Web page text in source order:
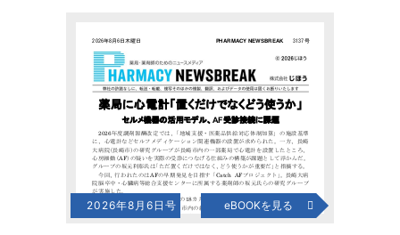
2026年8月6日号 eBOOKを見る